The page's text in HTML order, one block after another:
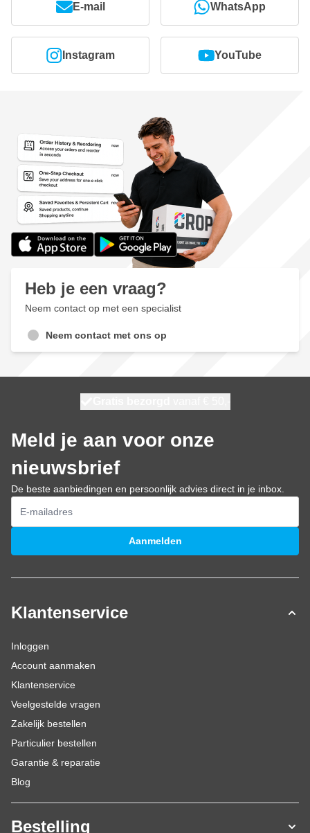
E-mail WhatsApp
Instagram YouTube
Heb je een vraag?
Neem contact op met een specialist
Neem contact met ons op
Meld je aan voor onze
nieuwsbrief
De beste aanbiedingen en persoonlijk advies direct in je inbox.
E-mailadres
Aanmelden
Klantenservice
Inloggen
Account aanmaken
Klantenservice
Veelgestelde vragen
Zakelijk bestellen
Particulier bestellen
Garantie & reparatie
Blog
Bestelling